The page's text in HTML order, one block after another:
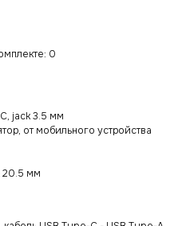
0
jack 3.5 мм
от мобильного устройства
20.5 мм